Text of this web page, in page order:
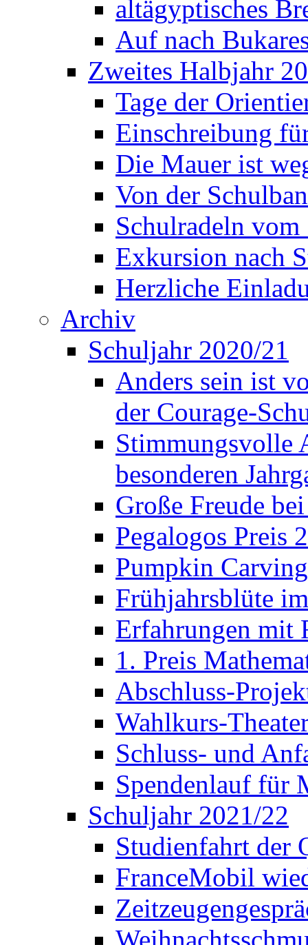
altägyptisches
Auf nach
Zweites Halbjahr
Tage der
Einschreibung
Die Mauer ist
Von der
Schulradeln
Exkursion nach
Herzliche
Archiv
Schuljahr 2020/21
Anders sein ist
der Courage-
Stimmungsvolle
besonderen
Große Freude
Pegalogos Preis
Pumpkin
Frühjahrsblüte
Erfahrungen mit
1. Preis
Abschluss-
Wahlkurs-
Schluss- und
Spendenlauf für
Schuljahr 2021/22
Studienfahrt der
FranceMobil